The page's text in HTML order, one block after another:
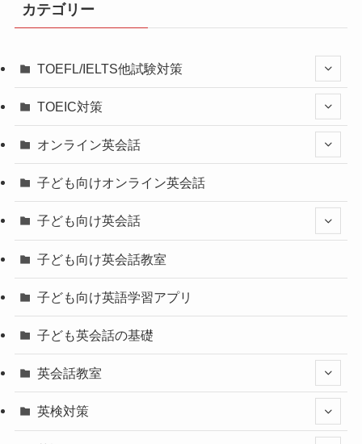
カテゴリー
TOEFL/IELTS他試験対策
TOEIC対策
オンライン英会話
子ども向けオンライン英会話
子ども向け英会話
子ども向け英会話教室
子ども向け英語学習アプリ
子ども英会話の基礎
英会話教室
英検対策